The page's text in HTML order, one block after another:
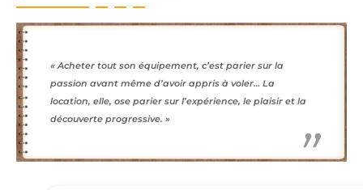
« Acheter tout son équipement, c’est parier sur la
passion avant même d’avoir appris à voler… La
location, elle, ose parier sur l’expérience, le plaisir et la
découverte progressive. »